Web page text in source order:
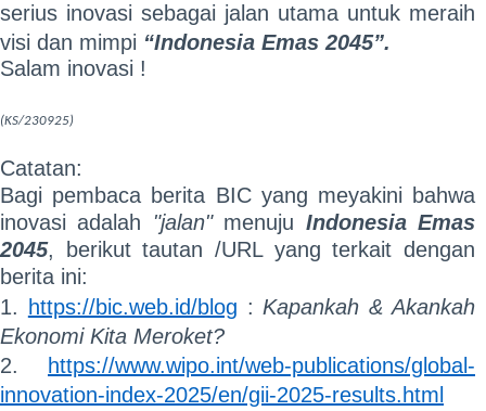
serius inovasi sebagai jalan utama untuk meraih
visi dan mimpi “Indonesia Emas 2045”.
Salam inovasi !
(KS/230925)
Catatan:
Bagi pembaca berita BIC yang meyakini bahwa
inovasi adalah "jalan"menuju Indonesia Emas
2045, berikut tautan /URL yang terkait dengan
berita ini:
1.
https://bic.web.id/blog : Kapankah & Akankah
Ekonomi Kita Meroket?
​​​​​​2.
https://www.wipo.int/web-publications/global-
innovation-index-2025/en/gii-2025-results.html